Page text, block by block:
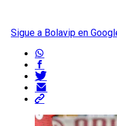
Sigue a Bolavip en